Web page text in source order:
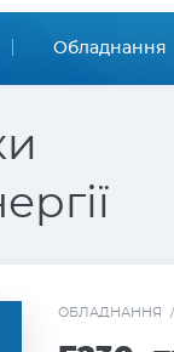
Обладнання
ОБЛАДНАННЯ /